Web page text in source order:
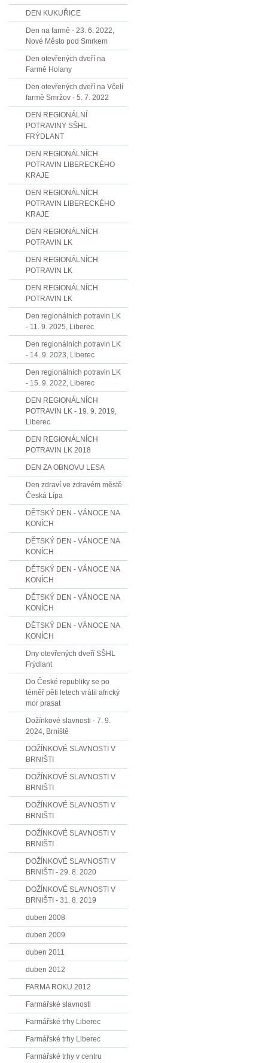
DEN KUKUŘICE
Den na farmě - 23. 6. 2022,
Nové Město pod Smrkem
Den otevřených dveří na
Farmě Holany
Den otevřených dveří na Včelí
farmě Smržov - 5. 7. 2022
DEN REGIONÁLNÍ
POTRAVINY SŠHL
FRÝDLANT
DEN REGIONÁLNÍCH
POTRAVIN LIBERECKÉHO
KRAJE
DEN REGIONÁLNÍCH
POTRAVIN LIBERECKÉHO
KRAJE
DEN REGIONÁLNÍCH
POTRAVIN LK
DEN REGIONÁLNÍCH
POTRAVIN LK
DEN REGIONÁLNÍCH
POTRAVIN LK
Den regionálních potravin LK
- 11. 9. 2025, Liberec
Den regionálních potravin LK
- 14. 9. 2023, Liberec
Den regionálních potravin LK
- 15. 9. 2022, Liberec
DEN REGIONÁLNÍCH
POTRAVIN LK - 19. 9. 2019,
Liberec
DEN REGIONÁLNÍCH
POTRAVIN LK 2018
DEN ZA OBNOVU LESA
Den zdraví ve zdravém městě
Česká Lípa
DĚTSKÝ DEN - VÁNOCE NA
KONÍCH
DĚTSKÝ DEN - VÁNOCE NA
KONÍCH
DĚTSKÝ DEN - VÁNOCE NA
KONÍCH
DĚTSKÝ DEN - VÁNOCE NA
KONÍCH
DĚTSKÝ DEN - VÁNOCE NA
KONÍCH
Dny otevřených dveří SŠHL
Frýdlant
Do České republiky se po
téměř pěti letech vrátil africký
mor prasat
Dožínkové slavnosti - 7. 9.
2024, Brniště
DOŽÍNKOVÉ SLAVNOSTI V
BRNIŠTI
DOŽÍNKOVÉ SLAVNOSTI V
BRNIŠTI
DOŽÍNKOVÉ SLAVNOSTI V
BRNIŠTI
DOŽÍNKOVÉ SLAVNOSTI V
BRNIŠTI
DOŽÍNKOVÉ SLAVNOSTI V
BRNIŠTI - 29. 8. 2020
DOŽÍNKOVÉ SLAVNOSTI V
BRNIŠTI - 31. 8. 2019
duben 2008
duben 2009
duben 2011
duben 2012
FARMA ROKU 2012
Farmářské slavnosti
Farmářské trhy Liberec
Farmářské trhy Liberec
Farmářské trhy v centru